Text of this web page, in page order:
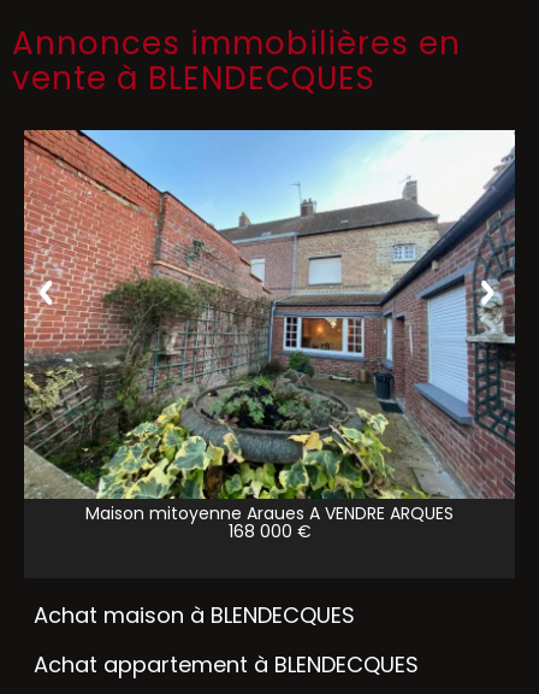
Annonces immobilières en
vente à BLENDECQUES
Maison mitoyenne Arques A VENDRE ARQUES
168 000 €
Achat maison à BLENDECQUES
Achat appartement à BLENDECQUES